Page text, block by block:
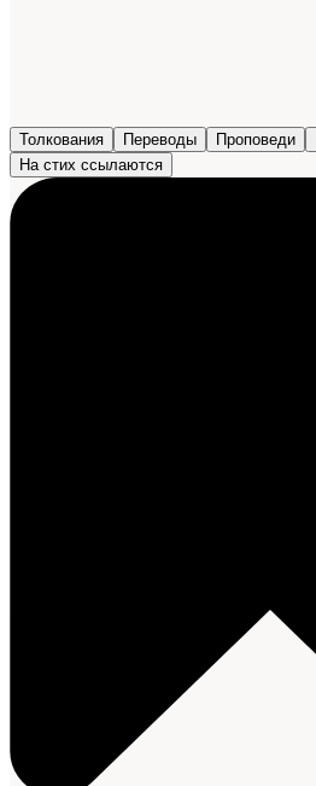
Толкования Переводы Проповеди
На стих ссылаются